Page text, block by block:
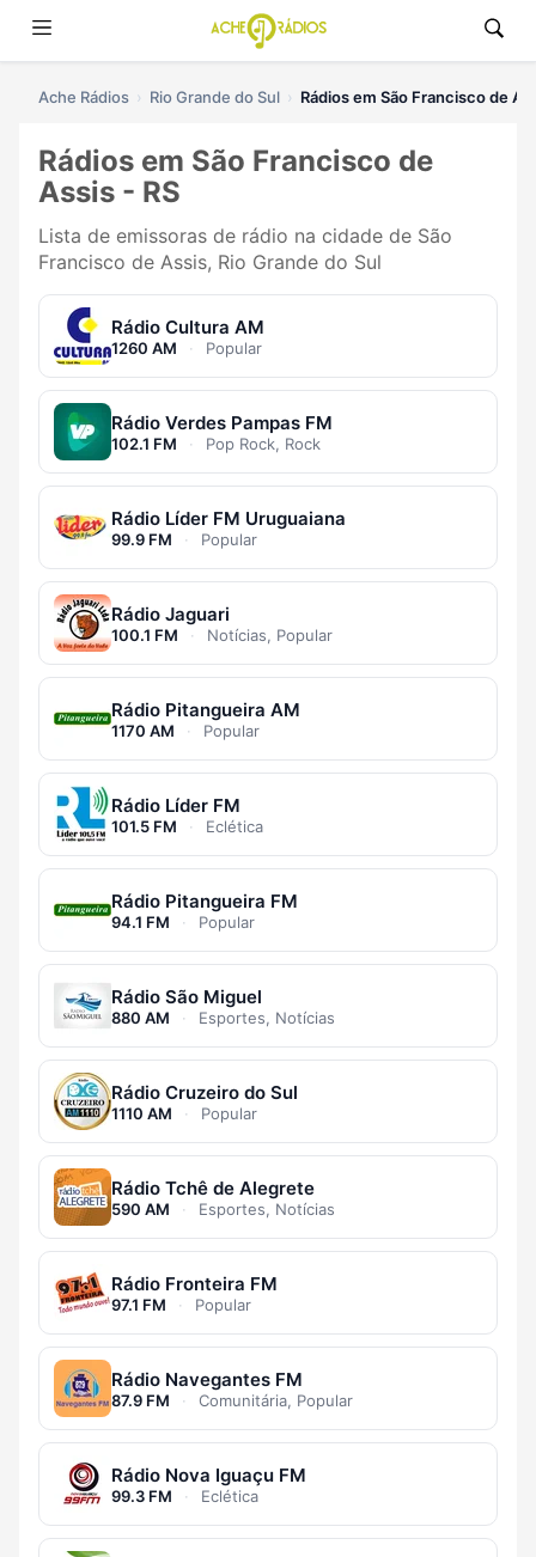
Ache Rádios Rio Grande do Sul Rádios em São Francisco de
Rádios em São Francisco de
Assis - RS
Lista de emissoras de rádio na cidade de São
Francisco de Assis, Rio Grande do Sul
Rádio Cultura AM
1260 AM · Popular
Rádio Verdes Pampas FM
102.1 FM · Pop Rock, Rock
Rádio Líder FM Uruguaiana
99.9 FM · Popular
Rádio Jaguari
100.1 FM · Notícias, Popular
Rádio Pitangueira AM
1170 AM · Popular
Rádio Líder FM
101.5 FM · Eclética
Rádio Pitangueira FM
94.1 FM · Popular
Rádio São Miguel
880 AM · Esportes, Notícias
Rádio Cruzeiro do Sul
1110 AM · Popular
Rádio Tchê de Alegrete
590 AM · Esportes, Notícias
Rádio Fronteira FM
97.1 FM · Popular
Rádio Navegantes FM
87.9 FM · Comunitária, Popular
Rádio Nova Iguaçu FM
99.3 FM · Eclética